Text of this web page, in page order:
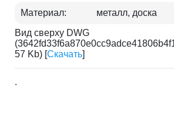
Материал:
металл, доска
Вид сверху DWG
57 Kb) [Скачать]
.